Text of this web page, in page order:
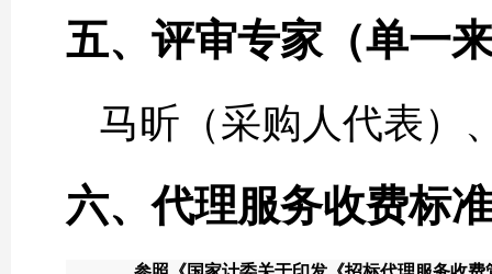
五、评审专家（单一
马昕（采购人代表）
六、代理服务收费标